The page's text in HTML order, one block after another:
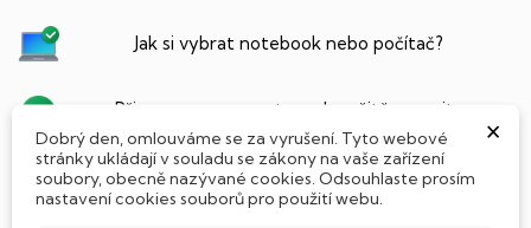
Jak si vybrat notebook nebo počítač?
Připraveno - zapnete a okamžitě pracujte
Přidat Microsoft Office Plus ➡️ 499,-
×
Dobrý den, omlouváme se za vyrušení. Tyto webové
stránky ukládají v souladu se zákony na vaše zařízení
soubory, obecně nazývané cookies. Odsouhlaste prosím
nastavení cookies souborů pro použití webu.